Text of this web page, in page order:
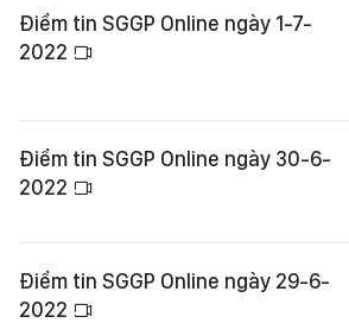
Điểm tin SGGP Online ngày 1-7-
2022
Điểm tin SGGP Online ngày 30-6-
2022
Điểm tin SGGP Online ngày 29-6-
2022